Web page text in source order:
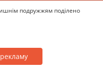
подружжям поділено